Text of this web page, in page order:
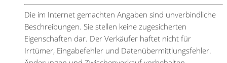
Die im Internet gemachten Angaben sind unverbindliche
Beschreibungen. Sie stellen keine zugesicherten
Eigenschaften dar. Der Verkäufer haftet nicht für
Irrtümer, Eingabefehler und Datenübermittlungsfehler.